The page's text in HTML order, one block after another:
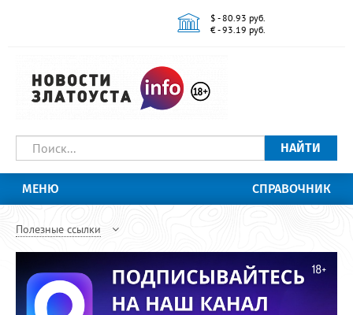
$ - 80.93 руб.
€ - 93.19 руб.
НАЙТИ
МЕНЮ СПРАВОЧНИК
Полезные ссылки